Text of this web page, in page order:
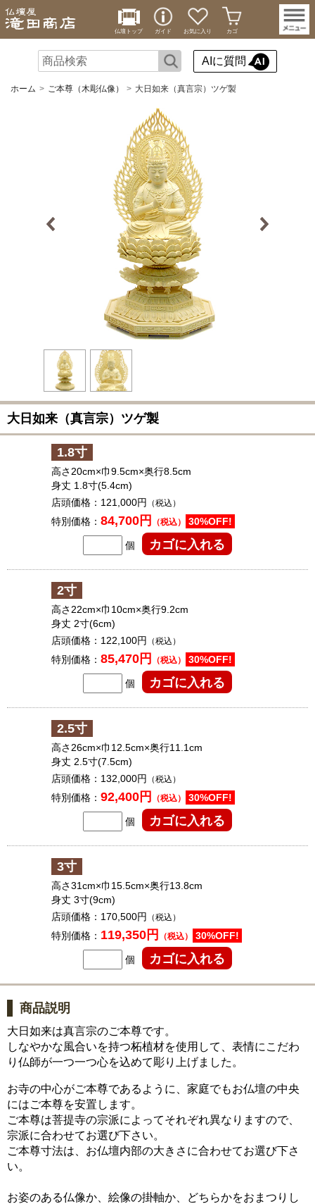
仏壇トップ ガイド お気に入り カゴ
AIに質問
ホーム ご本尊（木彫仏像） 大日如来（真言宗）ツゲ製
大日如来（真言宗）ツゲ製
1.8寸
高さ20cm×巾9.5cm×奥行8.5cm
身丈 1.8寸(5.4cm)
店頭価格： 121,000円 （税込）
特別価格： 84,700円 （税込） 30%OFF!
個
2寸
高さ22cm×巾10cm×奥行9.2cm
身丈 2寸(6cm)
店頭価格： 122,100円 （税込）
特別価格： 85,470円 （税込） 30%OFF!
個
2.5寸
高さ26cm×巾12.5cm×奥行11.1cm
身丈 2.5寸(7.5cm)
店頭価格： 132,000円 （税込）
特別価格： 92,400円 （税込） 30%OFF!
個
3寸
高さ31cm×巾15.5cm×奥行13.8cm
身丈 3寸(9cm)
店頭価格： 170,500円 （税込）
特別価格： 119,350円 （税込） 30%OFF!
個
商品説明
大日如来は真言宗のご本尊です。
しなやかな風合いを持つ柘植材を使用して、表情にこだわ
り仏師が一つ一つ心を込めて彫り上げました。
お寺の中心がご本尊であるように、家庭でもお仏壇の中央
にはご本尊を安置します。
ご本尊は菩提寺の宗派によってそれぞれ異なりますので、
宗派に合わせてお選び下さい。
ご本尊寸法は、お仏壇内部の大きさに合わせてお選び下さ
い。
お姿のある仏像か、絵像の掛軸か、どちらかをおまつりし